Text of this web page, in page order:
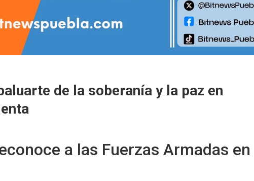
de la soberanía y la paz en
a las Fuerzas Armadas en